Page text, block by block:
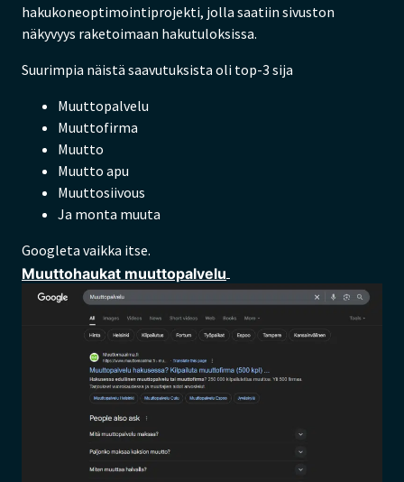
hakukoneoptimointiprojekti, jolla saatiin sivuston
näkyvyys raketoimaan hakutuloksissa.
Suurimpia näistä saavutuksista oli top-3 sija
Muuttopalvelu
Muuttofirma
Muutto
Muutto apu
Muuttosiivous
Ja monta muuta
Googleta vaikka itse.
Muuttohaukat muuttopalvelu